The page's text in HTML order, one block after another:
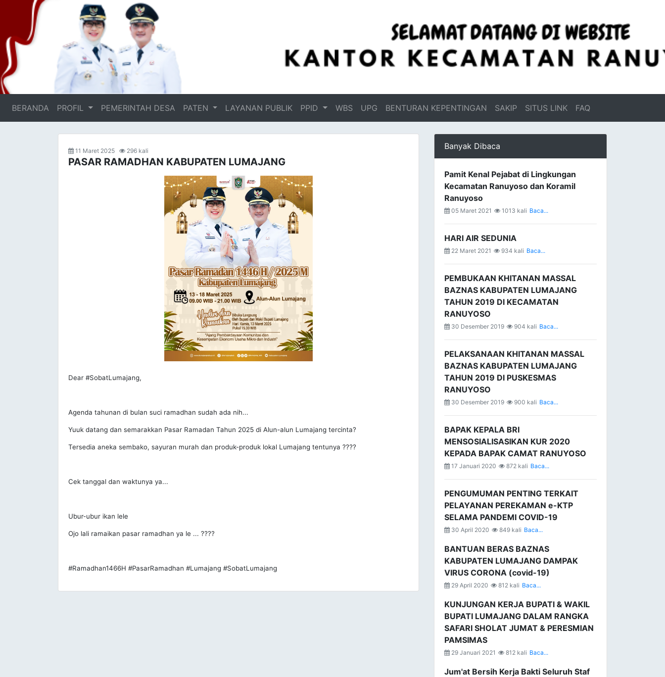
BERANDA (current)
PROFIL PEMERINTAH DESA PATEN LAYANAN PUBLIK PPID WBS UPG BENTURAN KEPENTINGAN SAKIP SITUS LINK FAQ
11 Maret 2025 296 kali
PASAR RAMADHAN KABUPATEN LUMAJANG
Dear #SobatLumajang,
Agenda tahunan di bulan suci ramadhan sudah ada nih...
Yuuk datang dan semarakkan Pasar Ramadan Tahun 2025 di Alun-alun Lumajang tercinta?
Tersedia aneka sembako, sayuran murah dan produk-produk lokal Lumajang tentunya ????
Cek tanggal dan waktunya ya...
Ubur-ubur ikan lele
Ojo lali ramaikan pasar ramadhan ya le ... ????
#Ramadhan1466H #PasarRamadhan #Lumajang #SobatLumajang
Banyak Dibaca
Pamit Kenal Pejabat di Lingkungan
Kecamatan Ranuyoso dan Koramil
Ranuyoso
05 Maret 2021 1013 kali Baca...
HARI AIR SEDUNIA
22 Maret 2021 934 kali Baca...
PEMBUKAAN KHITANAN MASSAL
BAZNAS KABUPATEN LUMAJANG
TAHUN 2019 DI KECAMATAN
RANUYOSO
30 Desember 2019 904 kali Baca...
PELAKSANAAN KHITANAN MASSAL
BAZNAS KABUPATEN LUMAJANG
TAHUN 2019 DI PUSKESMAS
RANUYOSO
30 Desember 2019 900 kali Baca...
BAPAK KEPALA BRI
MENSOSIALISASIKAN KUR 2020
KEPADA BAPAK CAMAT RANUYOSO
17 Januari 2020 872 kali Baca...
PENGUMUMAN PENTING TERKAIT
PELAYANAN PEREKAMAN e-KTP
SELAMA PANDEMI COVID-19
30 April 2020 849 kali Baca...
BANTUAN BERAS BAZNAS
KABUPATEN LUMAJANG DAMPAK
VIRUS CORONA (covid-19)
29 April 2020 812 kali Baca...
KUNJUNGAN KERJA BUPATI & WAKIL
BUPATI LUMAJANG DALAM RANGKA
SAFARI SHOLAT JUMAT & PERESMIAN
PAMSIMAS
29 Januari 2021 812 kali Baca...
Jum'at Bersih Kerja Bakti Seluruh Staf